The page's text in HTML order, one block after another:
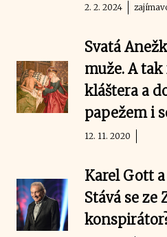
2. 2. 2024
Svatá
muže. A
kláštera a
papežem i
12. 11. 2020
Karel Gott
Stává se ze